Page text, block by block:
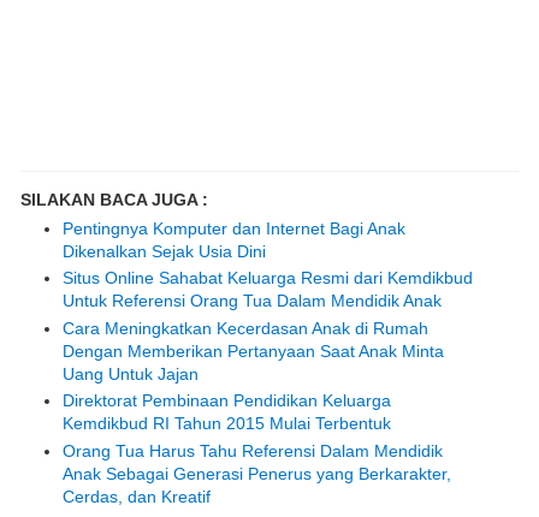
SILAKAN BACA JUGA :
Pentingnya Komputer dan Internet Bagi Anak
Dikenalkan Sejak Usia Dini
Situs Online Sahabat Keluarga Resmi dari Kemdikbud
Untuk Referensi Orang Tua Dalam Mendidik Anak
Cara Meningkatkan Kecerdasan Anak di Rumah
Dengan Memberikan Pertanyaan Saat Anak Minta
Uang Untuk Jajan
Direktorat Pembinaan Pendidikan Keluarga
Kemdikbud RI Tahun 2015 Mulai Terbentuk
Orang Tua Harus Tahu Referensi Dalam Mendidik
Anak Sebagai Generasi Penerus yang Berkarakter,
Cerdas, dan Kreatif